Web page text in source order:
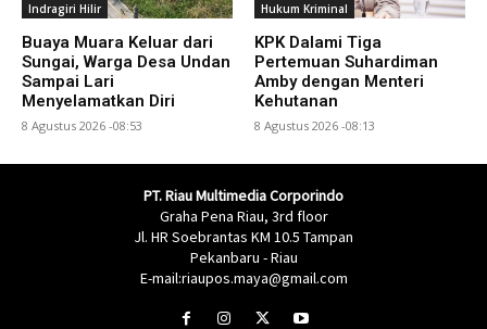
Indragiri Hilir
Buaya Muara Keluar dari
Sungai, Warga Desa Undan
Sampai Lari
Menyelamatkan Diri
8 Agustus 2026 -08:53
Hukum Kriminal
KPK Dalami Tiga
Pertemuan Suhardiman
Amby dengan Menteri
Kehutanan
8 Agustus 2026 -08:13
PT. Riau Multimedia Corporindo
Graha Pena Riau, 3rd floor
Jl. HR Soebrantas KM 10.5 Tampan
Pekanbaru - Riau
E-mail:riaupos.maya@gmail.com